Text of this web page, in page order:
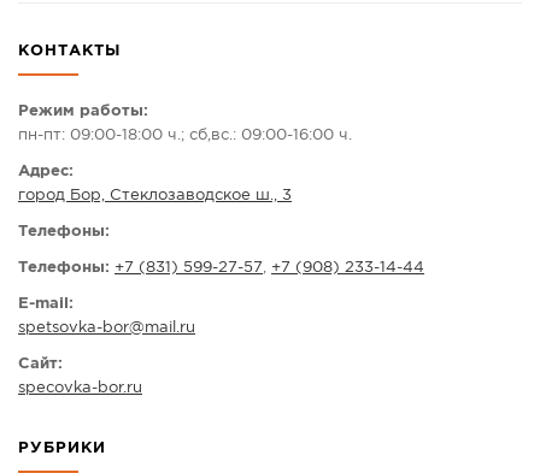
КАМЕРЫ
КОНКУРСЫ
ПРЕДЛОЖИТЬ НОВОСТЬ
КОНТАКТЫ
Режим работы:
пн-пт: 09:00-18:00 ч.; сб,вс.: 09:00-16:00 ч.
Адрес:
город Бор, Стеклозаводское ш., 3
Телефоны:
Телефоны: +7 (831) 599-27-57, +7 (908) 233-14-44
E-mail:
spetsovka-bor@mail.ru
Сайт:
specovka-bor.ru
РУБРИКИ